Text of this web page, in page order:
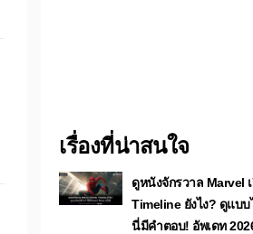
เรื่องที่น่าสนใจ
ดูหนังจักรวาล Marvel
Timeline ยังไง? ดูแบ
นี่มีคำตอบ! อัพเดท